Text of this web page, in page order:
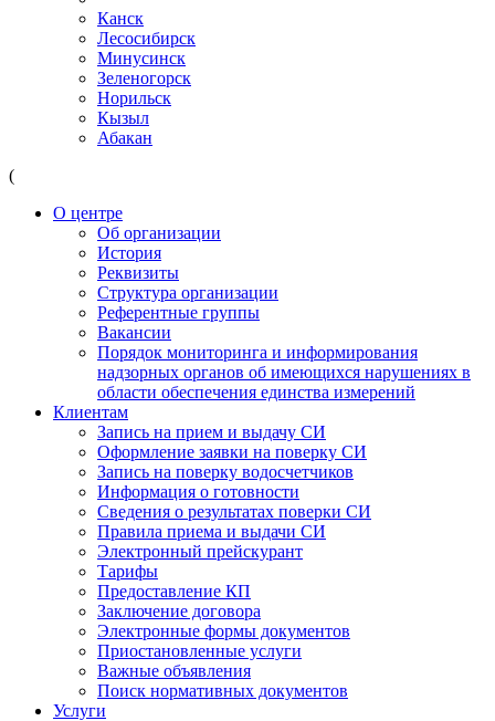
Канск
Лесосибирск
Минусинск
Зеленогорск
Норильск
Кызыл
Абакан
(
О центре
Об организации
История
Реквизиты
Структура организации
Референтные группы
Вакансии
Порядок мониторинга и информирования
надзорных органов об имеющихся нарушениях в
области обеспечения единства измерений
Клиентам
Запись на прием и выдачу СИ
Оформление заявки на поверку СИ
Запись на поверку водосчетчиков
Информация о готовности
Сведения о результатах поверки СИ
Правила приема и выдачи СИ
Электронный прейскурант
Тарифы
Предоставление КП
Заключение договора
Электронные формы документов
Приостановленные услуги
Важные объявления
Поиск нормативных документов
Услуги